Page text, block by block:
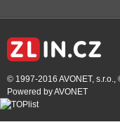
© 1997-2016 AVONET, s.r.o.,
Powered byAVONET